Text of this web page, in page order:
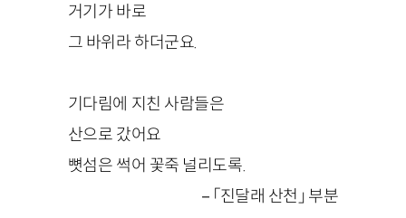
거기가 바로
그 바위라 하더군요.
기다림에 지친 사람들은
산으로 갔어요
뼛섬은 썩어 꽃죽 널리도록.
－「진달래 산천」 부분